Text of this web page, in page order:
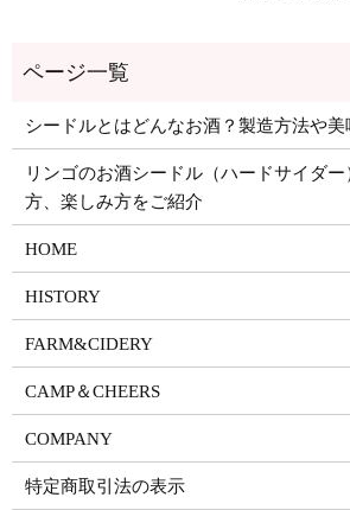
シードルとはどんなお酒？製造方法や
リンゴのお酒シードル（ハードサイダ
方、楽しみ方をご紹介
HOME
HISTORY
FARM&CIDERY
CAMP＆CHEERS
COMPANY
特定商取引法の表示